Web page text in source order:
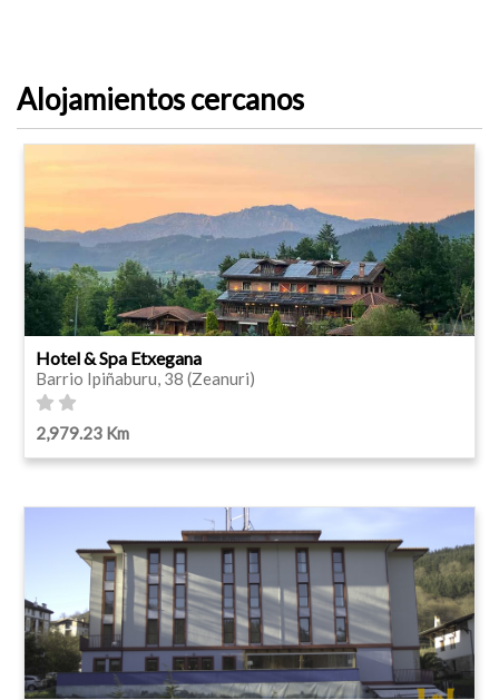
Alojamientos cercanos
Hotel & Spa Etxegana
Barrio Ipiñaburu, 38 (Zeanuri)
2,979.23 Km